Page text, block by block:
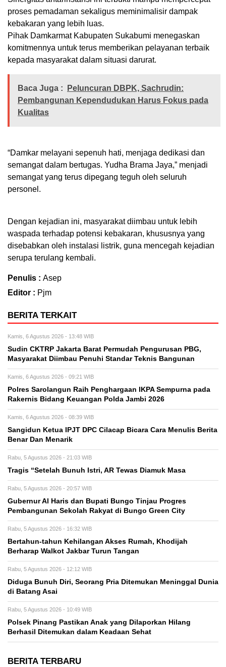
proses pemadaman sekaligus meminimalisir dampak
kebakaran yang lebih luas.
Pihak Damkarmat Kabupaten Sukabumi menegaskan
komitmennya untuk terus memberikan pelayanan terbaik
kepada masyarakat dalam situasi darurat.
Baca Juga :
Peluncuran DBPK, Sachrudin:
Pembangunan Kependudukan Harus Fokus pada
Kualitas
“Damkar melayani sepenuh hati, menjaga dedikasi dan
semangat dalam bertugas. Yudha Brama Jaya,” menjadi
semangat yang terus dipegang teguh oleh seluruh
personel.
Dengan kejadian ini, masyarakat diimbau untuk lebih
waspada terhadap potensi kebakaran, khususnya yang
disebabkan oleh instalasi listrik, guna mencegah kejadian
serupa terulang kembali.
Penulis : Asep
Editor : Pjm
BERITA TERKAIT
Kamis, 6 Agustus 2026 - 13:48 WIB
Sudin CKTRP Jakarta Barat Permudah Pengurusan PBG,
Masyarakat Diimbau Penuhi Standar Teknis Bangunan
Kamis, 6 Agustus 2026 - 09:21 WIB
Polres Sarolangun Raih Penghargaan IKPA Sempurna pada
Rakernis Bidang Keuangan Polda Jambi 2026
Kamis, 6 Agustus 2026 - 08:39 WIB
Sangidun Ketua IPJT DPC Cilacap Bicara Cara Menulis Berita
Benar Dan Menarik
Rabu, 5 Agustus 2026 - 21:03 WIB
Tragis “Setelah Bunuh Istri, AR Tewas Diamuk Masa
Rabu, 5 Agustus 2026 - 20:57 WIB
​Gubernur Al Haris dan Bupati Bungo Tinjau Progres
Pembangunan Sekolah Rakyat di Bungo Green City
Rabu, 5 Agustus 2026 - 16:32 WIB
Bertahun-tahun Kehilangan Akses Rumah, Khodijah
Berharap Walkot Jakbar Turun Tangan
Rabu, 5 Agustus 2026 - 12:12 WIB
Diduga Bunuh Diri, Seorang Pria Ditemukan Meninggal Dunia
di Batang Asai
Rabu, 5 Agustus 2026 - 10:49 WIB
Polsek Pinang Pastikan Anak yang Dilaporkan Hilang
Berhasil Ditemukan dalam Keadaan Sehat
BERITA TERBARU